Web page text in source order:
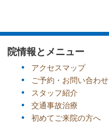
院情報とメニュー
アクセスマップ
ご予約・お問い合わせ
スタッフ紹介
交通事故治療
初めてご来院の方へ